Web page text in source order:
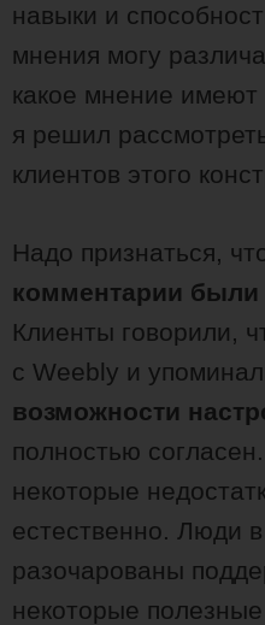
навыки и
мнения могу
какое мнение имеют
я решил
клиентов этого
Надо признаться,
комментарии
Клиенты говорили,
с Weebly и
возможности
полностью
некоторые
естественно. Люди
разочарованы
некоторые